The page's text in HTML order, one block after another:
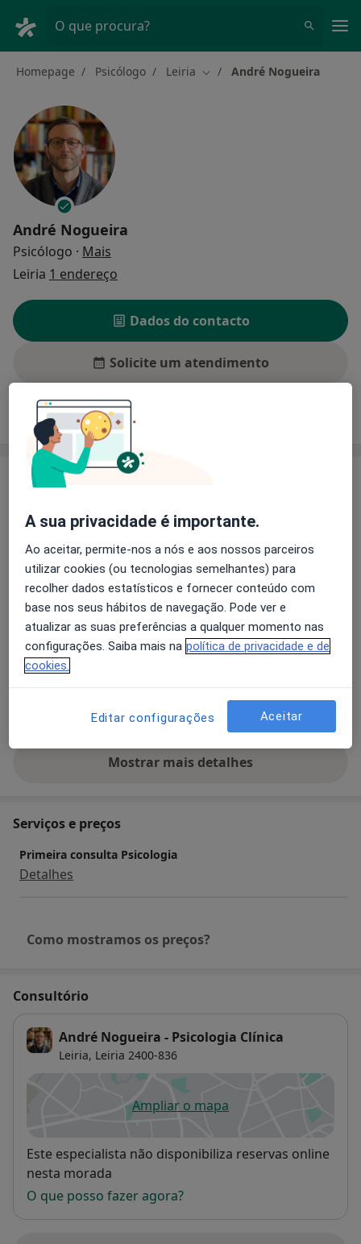
O que procura?
Homepage Psicólogo Leiria Mudar de cidade
André Nogueira
André Nogueira
Psicólogo · Mais
Leiria 1 endereço
Dados do contacto
Solicite um atendimento
Experiência Preços
Experiência
profissional, focado na intervenção clínica com
Adolescentes e Adultos.
Principais doenças tratadas
Agorafobia Alcoolismo
Anorexia Nervosa
Ansiedade Da Separação
Ataque de pânico +27
Pacientes que trato
Mostrar mais detalhes
sobre a experiência
Serviços e preços
Primeira consulta Psicologia
Detalhes
Como mostramos os preços?
Consultório
André Nogueira - Psicologia Clínica
Leiria, Leiria 2400-836
Ampliar o mapaabre num novo separador
Disponibilidade
Este especialista não disponibiliza reservas online
nesta morada
O que posso fazer agora?
A sua privacidade é importante.
Ao aceitar, permite-nos a nós e aos nossos parceiros
utilizar cookies (ou tecnologias semelhantes) para
recolher dados estatísticos e fornecer conteúdo com
base nos seus hábitos de navegação. Pode ver e
atualizar as suas preferências a qualquer momento nas
configurações. Saiba mais na política de privacidade e de
cookies.
Editar configurações Aceitar